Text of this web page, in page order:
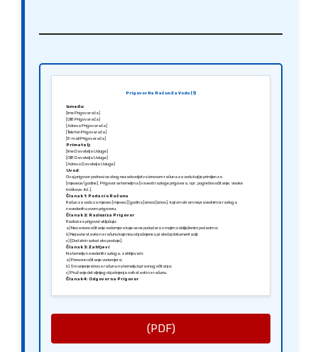
Prigovor Na Račun Za Vodu (1)
Između:
[Ime Prigovarača]
[OIB Prigovarača]
[Adresa Prigovarača]
[Telefon Prigovarača]
[E-mail Prigovarača]
Primatelj:
[Ime Davatelja Usluge]
[OIB Davatelja Usluge]
[Adresa Davatelja Usluge]
Uvod:
Ovaj prigovor podnosi se zbog nezadovoljstva iznosom računa za vodu koji je primljen za
[mjesece/godine]. Prigovor se temelji na [navesti razloge prigovora, npr. pogrešno očitanje, visoke
troškove, itd.].
Članak 1: Podaci o Računu
Račun za vodu za mjesec [mjesec] [godina] iznosi [iznos], koji smatram nepravednim iz razloga
navedenih u ovom prigovoru.
Članak 2: Razlozi za Prigovor
Razlozi za prigovor uključuju:
a) Nezavisno očitanje vodomjera koje se ne podudara s mojim zabilježenim podacima;
b) Nejasne stavke na računu koje nisu objašnjene u pratećoj dokumentaciji;
c) [Dodatni razlozi ako postoje].
Članak 3: Zahtjevi
Na temelju navedenih razloga, zahtijevam:
a) Ponovno očitanje vodomjera;
b) Smanjenje iznosa računa na temelju ispravnog očitanja;
c) Pružanje detaljnijeg objašnjenja svih stavki na računu.
Članak 4: Odgovor na Prigovor
(PDF)